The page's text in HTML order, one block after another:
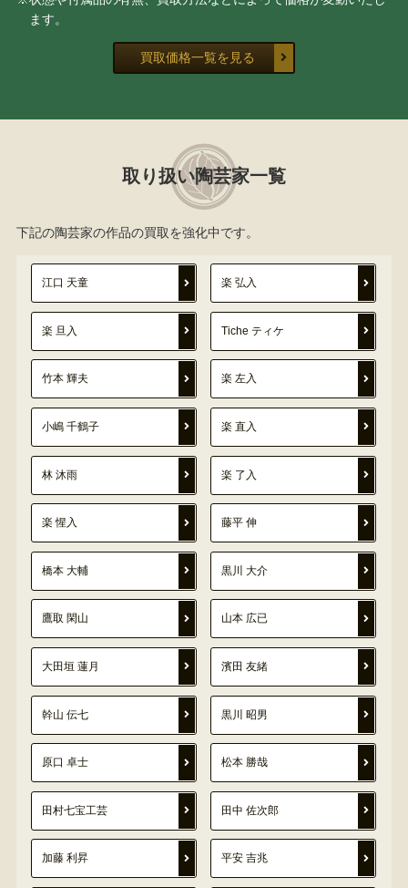
ます。
買取価格一覧を見る
取り扱い陶芸家一覧
下記の陶芸家の作品の買取を強化中です。
江口 天童 楽 弘入
楽 旦入 Tiche ティケ
竹本 輝夫 楽 左入
小嶋 千鶴子 楽 直入
林 沐雨 楽 了入
楽 惺入 藤平 伸
橋本 大輔 黒川 大介
鷹取 閑山 山本 広已
大田垣 蓮月 濱田 友緒
幹山 伝七 黒川 昭男
原口 卓士 松本 勝哉
田村七宝工芸 田中 佐次郎
加藤 利昇 平安 吉兆